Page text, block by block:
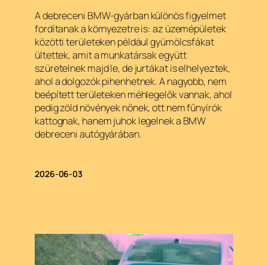
A debreceni BMW-gyárban különös figyelmet
fordítanak a környezetre is: az üzemépületek
közötti területeken például gyümölcsfákat
ültettek, amit a munkatársak együtt
szüretelnek majd le, de jurtákat is elhelyeztek,
ahol a dolgozók pihenhetnek. A nagyobb, nem
beépített területeken méhlegelők vannak, ahol
pedig zöld növények nőnek, ott nem fűnyírók
kattognak, hanem juhok legelnek a BMW
debreceni autógyárában.
2026-06-03